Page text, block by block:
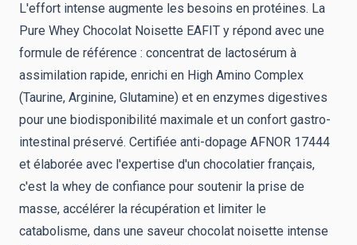
L'effort intense augmente les besoins en protéines. La
Pure Whey Chocolat Noisette EAFIT y répond avec une
formule de référence : concentrat de lactosérum à
assimilation rapide, enrichi en High Amino Complex
(Taurine, Arginine, Glutamine) et en enzymes digestives
pour une biodisponibilité maximale et un confort gastro-
intestinal préservé. Certifiée anti-dopage AFNOR 17444
et élaborée avec l'expertise d'un chocolatier français,
c'est la whey de confiance pour soutenir la prise de
masse, accélérer la récupération et limiter le
catabolisme, dans une saveur chocolat noisette intense